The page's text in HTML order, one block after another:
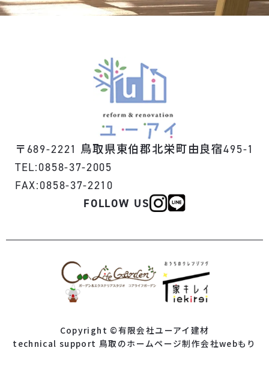
〒 689-2221 鳥取県東伯郡北栄町由良宿495-1
TEL:0858-37-2005
FAX:0858-37-2210
FOLLOW US
Copyright ©有限会社ユーアイ建材
technical support 鳥取のホームページ制作会社webもり